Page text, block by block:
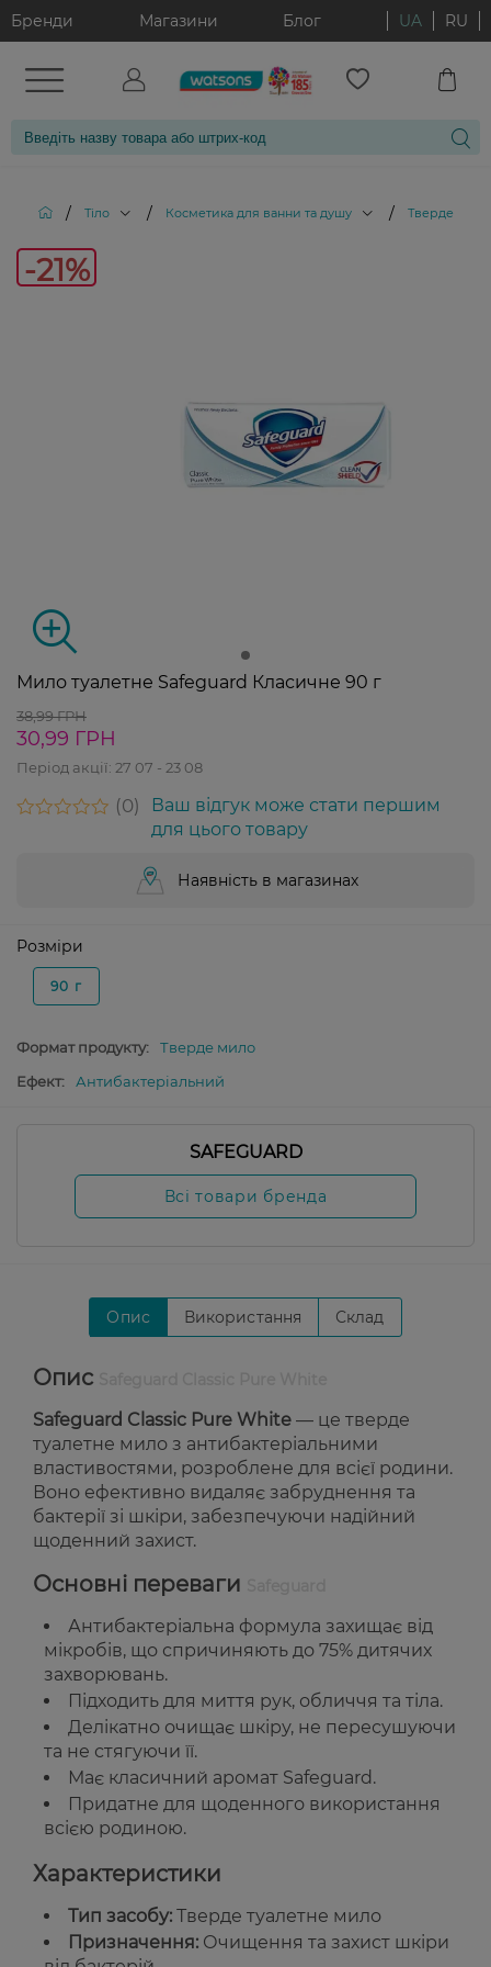
Бренди Магазини Блог UA RU
/ Тіло / Косметика для ванни та душу / Тверде мило
-21%
Мило туалетне Safeguard Класичне 90 г
38,99 ГРН
30,99 ГРН
Період акції: 27 07 - 23 08
0
Ваш відгук може стати першим
для цього товару
Наявність в магазинах
Розміри
90 г
Формат продукту:
Тверде мило
Ефект:
Антибактеріальний
SAFEGUARD
Всі товари бренда
Опис Використання Склад
Опис
Safeguard Classic Pure White — це тверде
туалетне мило з антибактеріальними
властивостями, розроблене для всієї родини.
Воно ефективно видаляє забруднення та
бактерії зі шкіри, забезпечуючи надійний
щоденний захист.
Основні переваги
Антибактеріальна формула захищає від
мікробів, що спричиняють до 75% дитячих
захворювань.
Підходить для миття рук, обличчя та тіла.
Делікатно очищає шкіру, не пересушуючи
та не стягуючи її.
Має класичний аромат Safeguard.
Придатне для щоденного використання
всією родиною.
Характеристики
Тип засобу: Тверде туалетне мило
Призначення: Очищення та захист шкіри